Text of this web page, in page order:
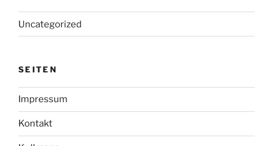
Uncategorized
SEITEN
Impressum
Kontakt